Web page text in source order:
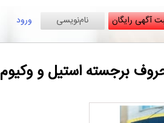
ورود نام‌نویسی آگهی رایگان
برجسته استیل و وکیوم